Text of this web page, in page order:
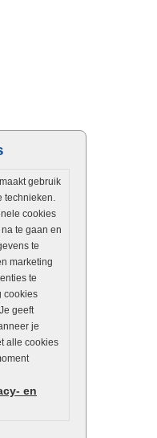
gebruik
technieken.
cookies
te gaan en
te
marketing
te
cookies
geeft
je
alle cookies
en